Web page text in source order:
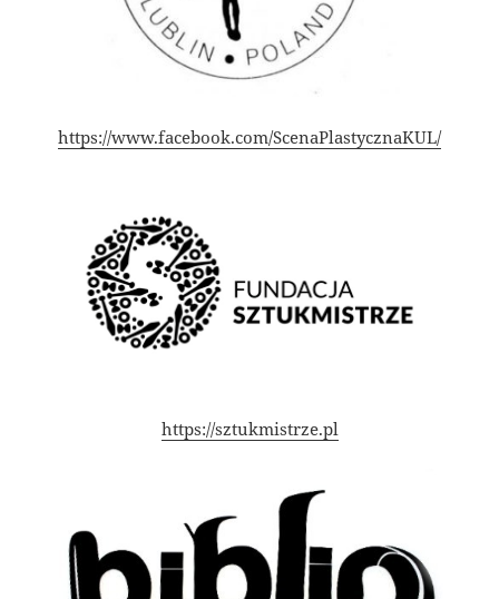
https://www.facebook.com/ScenaPlastycznaKUL/
https://sztukmistrze.pl